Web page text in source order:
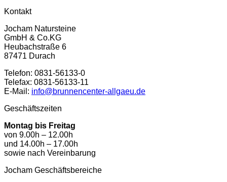
Kontakt
Jocham Natursteine
GmbH & Co.KG
Heubachstraße 6
87471 Durach
Telefon: 0831-56133-0
Telefax: 0831-56133-11
E-Mail: info@brunnencenter-allgaeu.de
Geschäftszeiten
Montag bis Freitag
von 9.00h – 12.00h
und 14.00h – 17.00h
sowie nach Vereinbarung
Jocham Geschäftsbereiche